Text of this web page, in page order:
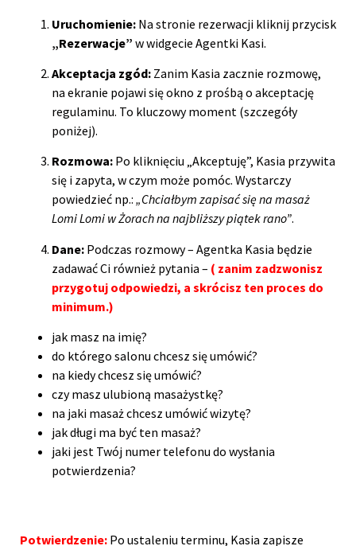
Uruchomienie: Na stronie rezerwacji kliknij przycisk
„Rezerwacje” w widgecie Agentki Kasi.
Akceptacja zgód: Zanim Kasia zacznie rozmowę,
na ekranie pojawi się okno z prośbą o akceptację
regulaminu. To kluczowy moment (szczegóły
poniżej).
Rozmowa: Po kliknięciu „Akceptuję”, Kasia przywita
się i zapyta, w czym może pomóc. Wystarczy
powiedzieć np.: „Chciałbym zapisać się na masaż
Lomi Lomi w Żorach na najbliższy piątek rano”.
Dane: Podczas rozmowy – Agentka Kasia będzie
zadawać Ci również pytania – ( zanim zadzwonisz
przygotuj odpowiedzi, a skrócisz ten proces do
minimum.)
jak masz na imię?
do którego salonu chcesz się umówić?
na kiedy chcesz się umówić?
czy masz ulubioną masażystkę?
na jaki masaż chcesz umówić wizytę?
jak długi ma być ten masaż?
jaki jest Twój numer telefonu do wysłania
potwierdzenia?
Potwierdzenie: Po ustaleniu terminu, Kasia zapisze